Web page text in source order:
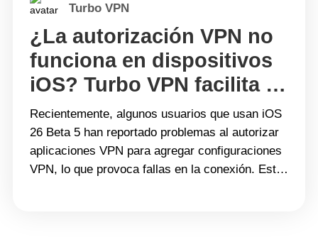
Turbo VPN
¿La autorización VPN no
funciona en dispositivos
iOS? Turbo VPN facilita la
solución.
Recientemente, algunos usuarios que usan iOS
26 Beta 5 han reportado problemas al autorizar
aplicaciones VPN para agregar configuraciones
VPN, lo que provoca fallas en la conexión. Este